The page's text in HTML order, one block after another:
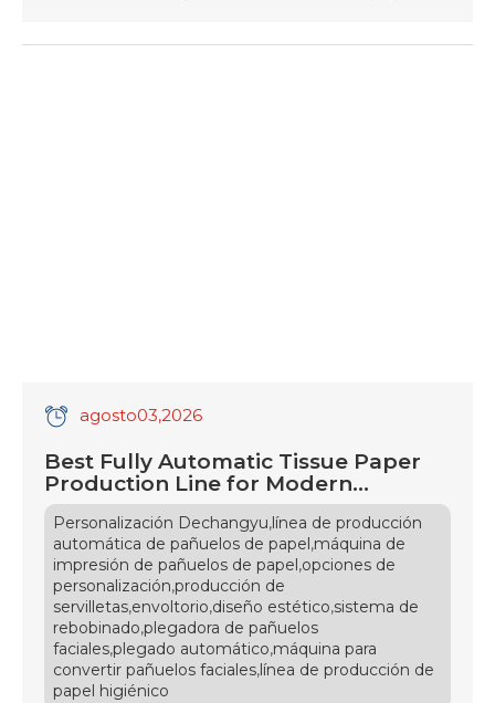
agosto03,2026
Best Fully Automatic Tissue Paper
Production Line for Modern
Factories
Personalización Dechangyu,línea de producción
automática de pañuelos de papel,máquina de
impresión de pañuelos de papel,opciones de
personalización,producción de
servilletas,envoltorio,diseño estético,sistema de
rebobinado,plegadora de pañuelos
faciales,plegado automático,máquina para
convertir pañuelos faciales,línea de producción de
papel higiénico